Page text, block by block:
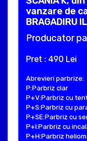
vanzare de
BRAGADIRU
Producator
Pret : 490 Lei
Abrevieri parbrize:
P:Parbriz clar
P+V:Parbriz cu
P+S:Parbriz cu
P+SE:Parbriz cu
P+I:Parbriz cu
P+H:Parbriz